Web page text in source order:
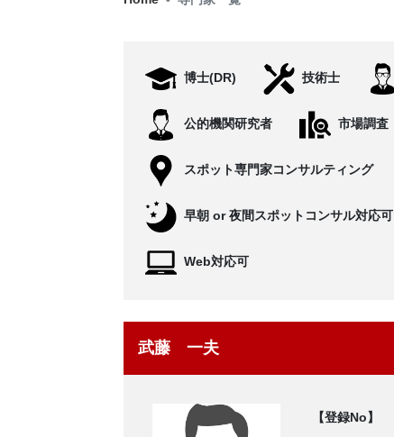
博士(DR) 技術士
公的機関研究者 市場調査
スポット専門家コンサルティング
早朝 or 夜間スポットコンサル対応可
Web対応可
武藤 一夫
【登録No】